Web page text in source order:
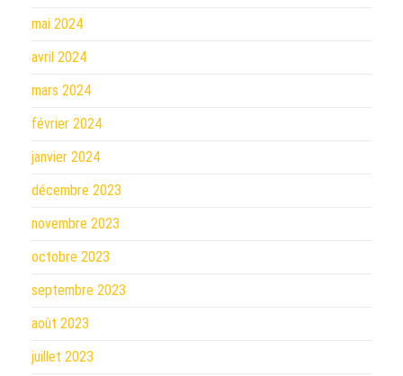
mai 2024
avril 2024
mars 2024
février 2024
janvier 2024
décembre 2023
novembre 2023
octobre 2023
septembre 2023
août 2023
juillet 2023